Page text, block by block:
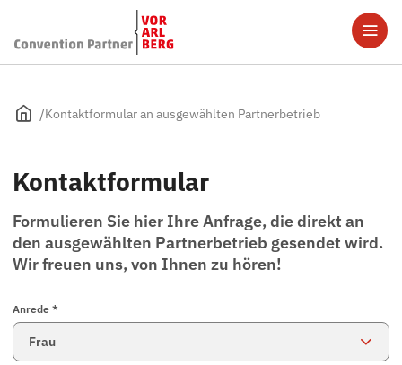
Kontaktformular an ausgewählten Partnerbetrieb
Kontaktformular
Formulieren Sie hier Ihre Anfrage, die direkt an
den ausgewählten Partnerbetrieb gesendet wird.
Wir freuen uns, von Ihnen zu hören!
Anrede *